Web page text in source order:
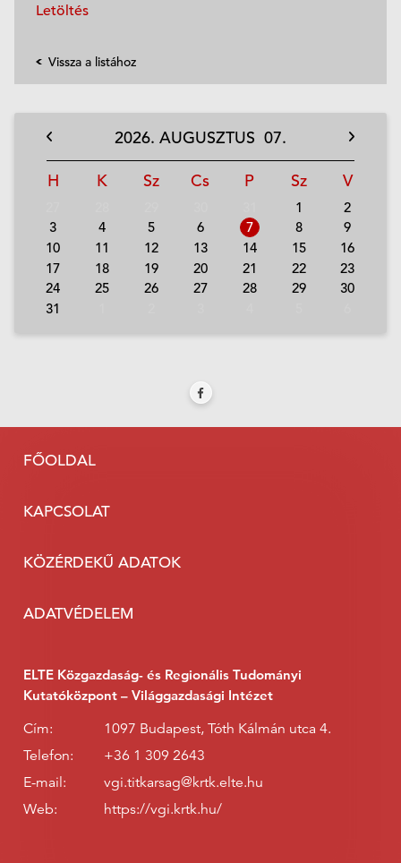
Letöltés
Vissza a listához
2026. AUGUSZTUS 07.
H K Sz Cs P Sz V
1
2
3
4 5 6 7 8
9
10
11 12 13 14 15
16
17
18 19 20 21 22
23
24
25 26 27 28 29
30
31
FŐOLDAL
KAPCSOLAT
KÖZÉRDEKŰ ADATOK
ADATVÉDELEM
ELTE Közgazdaság- és Regionális Tudományi
Kutatóközpont – Világgazdasági Intézet
Cím:
1097 Budapest, Tóth Kálmán utca 4.
Telefon:
+36 1 309 2643
E-mail:
vgi.titkarsag@krtk.elte.hu
Web:
https://vgi.krtk.hu/